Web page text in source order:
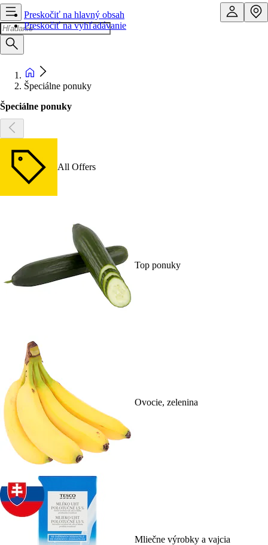
Preskočiť na hlavný obsah
Preskočiť na vyhľadávanie
Špeciálne ponuky
Špeciálne ponuky
All Offers
Top ponuky
Ovocie, zelenina
Mliečne výrobky a vajcia